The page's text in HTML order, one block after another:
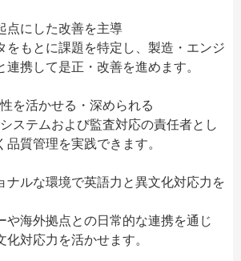
にした改善を主導
をもとに課題を特定し、製造・エンジ
連携して是正・改善を進めます。
を活かせる・深められる
ステムおよび監査対応の責任者とし
品質管理を実践できます。
ルな環境で英語力と異文化対応力を
や海外拠点との日常的な連携を通じ
化対応力を活かせます。